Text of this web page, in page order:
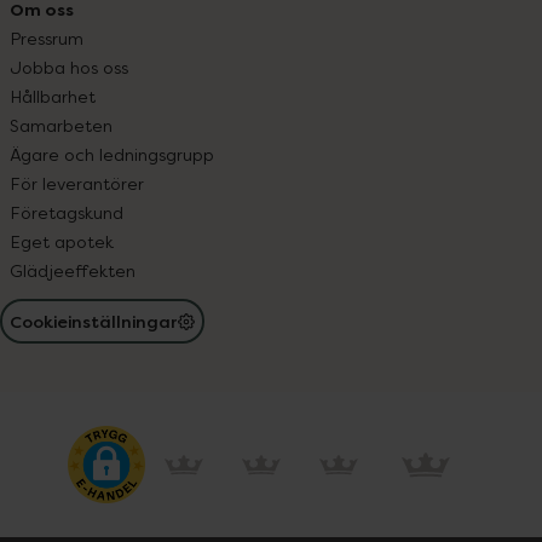
Om oss
Pressrum
Jobba hos oss
Hållbarhet
Samarbeten
Ägare och ledningsgrupp
För leverantörer
Företagskund
Eget apotek
Glädjeeffekten
Cookieinställningar